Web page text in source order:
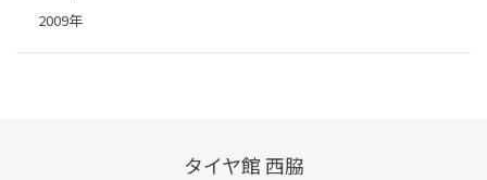
2009年
タイヤ館 西脇